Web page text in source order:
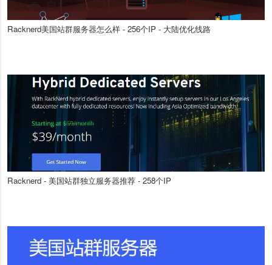
Racknerd美国站群服务器怎么样 - 256个IP - 大陆优化线路
Racknerd - 美国站群独立服务器推荐 - 258个IP